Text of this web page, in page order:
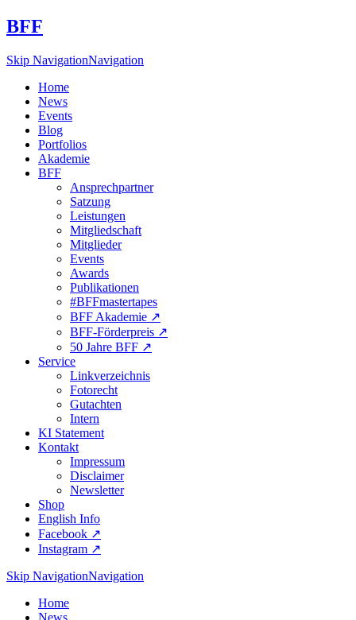
BFF
Skip NavigationNavigation
Home
News
Events
Blog
Portfolios
Akademie
BFF
Ansprechpartner
Satzung
Leistungen
Mitgliedschaft
Mitglieder
Events
Awards
Publikationen
#BFFmastertapes
BFF Akademie ↗︎
BFF-Förderpreis ↗︎
50 Jahre BFF ↗︎
Service
Linkverzeichnis
Fotorecht
Gutachten
Intern
KI Statement
Kontakt
Impressum
Disclaimer
Newsletter
Shop
English Info
Facebook ↗︎
Instagram ↗︎
Skip NavigationNavigation
Home
News